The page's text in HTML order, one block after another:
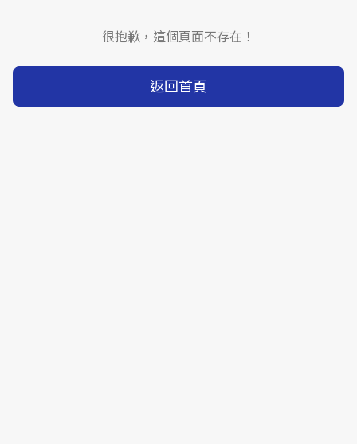
很抱歉，這個頁面不存在！
返回首頁